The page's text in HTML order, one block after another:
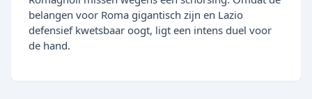
belangen voor Roma gigantisch zijn en Lazio
defensief kwetsbaar oogt, ligt een intens duel voor
de hand.